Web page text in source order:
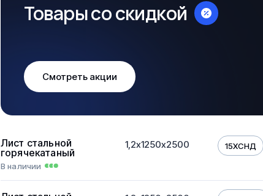
Товары со скидкой
Смотреть акции
Лист стальной
горячекатаный
В наличии
1,2х1250х2500 15ХСНД